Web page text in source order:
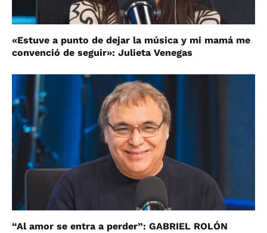
«Estuve a punto de dejar la música y mi mamá me
convenció de seguir»: Julieta Venegas
“Al amor se entra a perder”: GABRIEL ROLÓN